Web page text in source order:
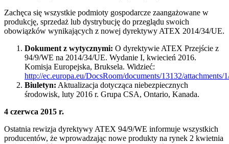
Zachęca się wszystkie podmioty gospodarcze zaangażowane w
produkcję, sprzedaż lub dystrybucję do przeglądu swoich
obowiązków wynikających z nowej dyrektywy ATEX 2014/34/UE.
Dokument z wytycznymi: O dyrektywie ATEX Przejście z
94/9/WE na 2014/34/UE. Wydanie I, kwiecień 2016.
Komisja Europejska, Bruksela. Widzieć:
http://ec.europa.eu/DocsRoom/documents/13132/attachments/
Biuletyn: Aktualizacja dotycząca niebezpiecznych
środowisk, luty 2016 r. Grupa CSA, Ontario, Kanada.
4 czerwca 2015 r.
Ostatnia rewizja dyrektywy ATEX 94/9/WE informuje wszystkich
producentów, że wprowadzając nowe produkty na rynek 2 kwietnia